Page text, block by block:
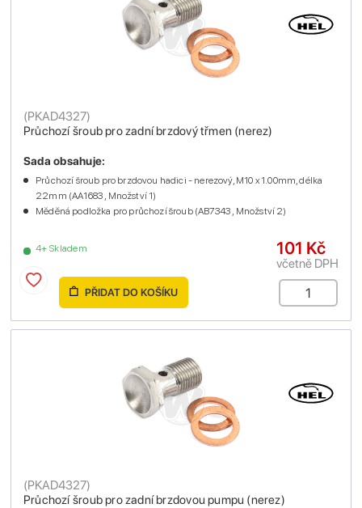
Průchozí šroub pro zadní brzdový třmen (nerez)
(PKAD4327)
4+ Skladem
Sada obsahuje:
Průchozí šroub pro brzdovou hadici - nerezový, M10 x 1.00mm, délka
22mm (AA1683 , Množství 1)
Měděná podložka pro průchozí šroub (AB7343 , Množství 2)
101 Kč
včetně DPH
PŘIDAT DO KOŠÍKU
Průchozí šroub pro zadní brzdovou pumpu (nerez)
(PKAD4327)